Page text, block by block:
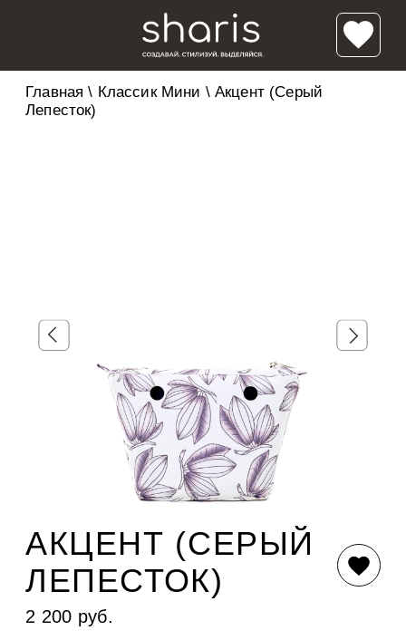
Главная \ Классик Мини \ Акцент (Серый
Лепесток)
АКЦЕНТ (СЕРЫЙ
ЛЕПЕСТОК)
2 200 руб.